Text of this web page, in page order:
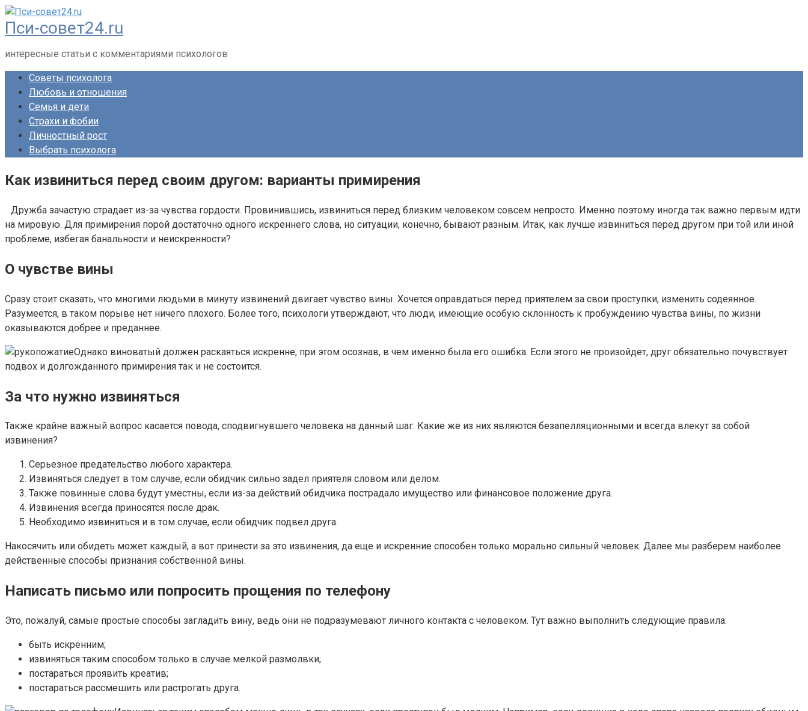
Перейти
к
контенту
Пси-совет24.ru
интересные статьи с комментариями психологов
Советы психолога
Любовь и отношения
Семья и дети
Страхи и фобии
Личностный рост
Выбрать психолога
Как извиниться перед своим другом: варианты примирения
Дружба зачастую страдает из-за чувства гордости. Провинившись, извиниться перед близким человеком совсем непросто. Именно поэтому иногда так важно первым идти
на мировую. Для примирения порой достаточно одного искреннего слова, но ситуации, конечно, бывают разным. Итак, как лучше извиниться перед другом при той или иной
проблеме, избегая банальности и неискренности?
О чувстве вины
Сразу стоит сказать, что многими людьми в минуту извинений двигает чувство вины. Хочется оправдаться перед приятелем за свои проступки, изменить содеянное.
Разумеется, в таком порыве нет ничего плохого. Более того, психологи утверждают, что люди, имеющие особую склонность к пробуждению чувства вины, по жизни
оказываются добрее и преданнее.
Однако виноватый должен раскаяться искренне, при этом осознав, в чем именно была его ошибка. Если этого не произойдет, друг обязательно почувствует
подвох и долгожданного примирения так и не состоится.
За что нужно извиняться
Также крайне важный вопрос касается повода, сподвигнувшего человека на данный шаг. Какие же из них являются безапелляционными и всегда влекут за собой
извинения?
Серьезное предательство любого характера.
Извиняться следует в том случае, если обидчик сильно задел приятеля словом или делом.
Также повинные слова будут уместны, если из-за действий обидчика пострадало имущество или финансовое положение друга.
Извинения всегда приносятся после драк.
Необходимо извиниться и в том случае, если обидчик подвел друга.
Накосячить или обидеть может каждый, а вот принести за это извинения, да еще и искренние способен только морально сильный человек. Далее мы разберем наиболее
действенные способы признания собственной вины.
Написать письмо или попросить прощения по телефону
Это, пожалуй, самые простые способы загладить вину, ведь они не подразумевают личного контакта с человеком. Тут важно выполнить следующие правила:
быть искренним;
извиняться таким способом только в случае мелкой размолвки;
постараться проявить креатив;
постараться рассмешить или растрогать друга.